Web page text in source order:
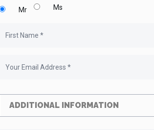
Mr Ms
ADDITIONAL INFORMATION